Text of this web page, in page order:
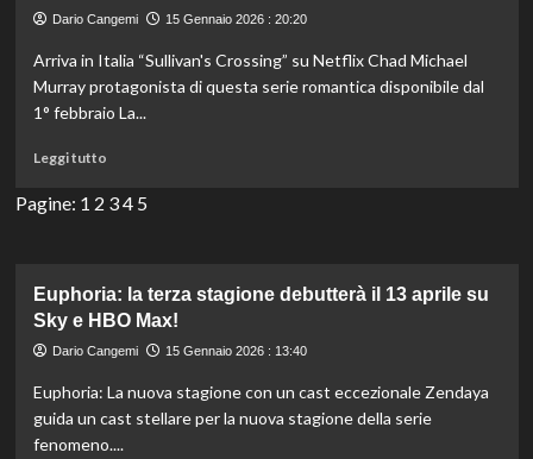
medici
infermieri
è
il
emotivo
‘The
Dario Cangemi 15 Gennaio 2026 : 20:20
Arriva in Italia “Sullivan's Crossing” su Netflix Chad Michael
Murray protagonista di questa serie romantica disponibile dal
1° febbraio La...
Leggi tuttoLeggi
più
debutta
in
su
scopri
la
serie
Pagine: 1 2 34 5
Euphoria: la terza stagione debutterà il 13 aprile su
Sky e HBO Max!
Dario Cangemi 15 Gennaio 2026 : 13:40
Euphoria: La nuova stagione con un cast eccezionale Zendaya
guida un cast stellare per la nuova stagione della serie
fenomeno....